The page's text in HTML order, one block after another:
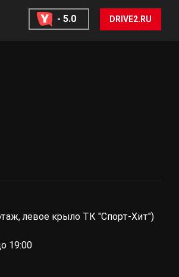
- 5.0 DRIVE2.RU
левое крыло ТК "Спорт-Хит")
19:00